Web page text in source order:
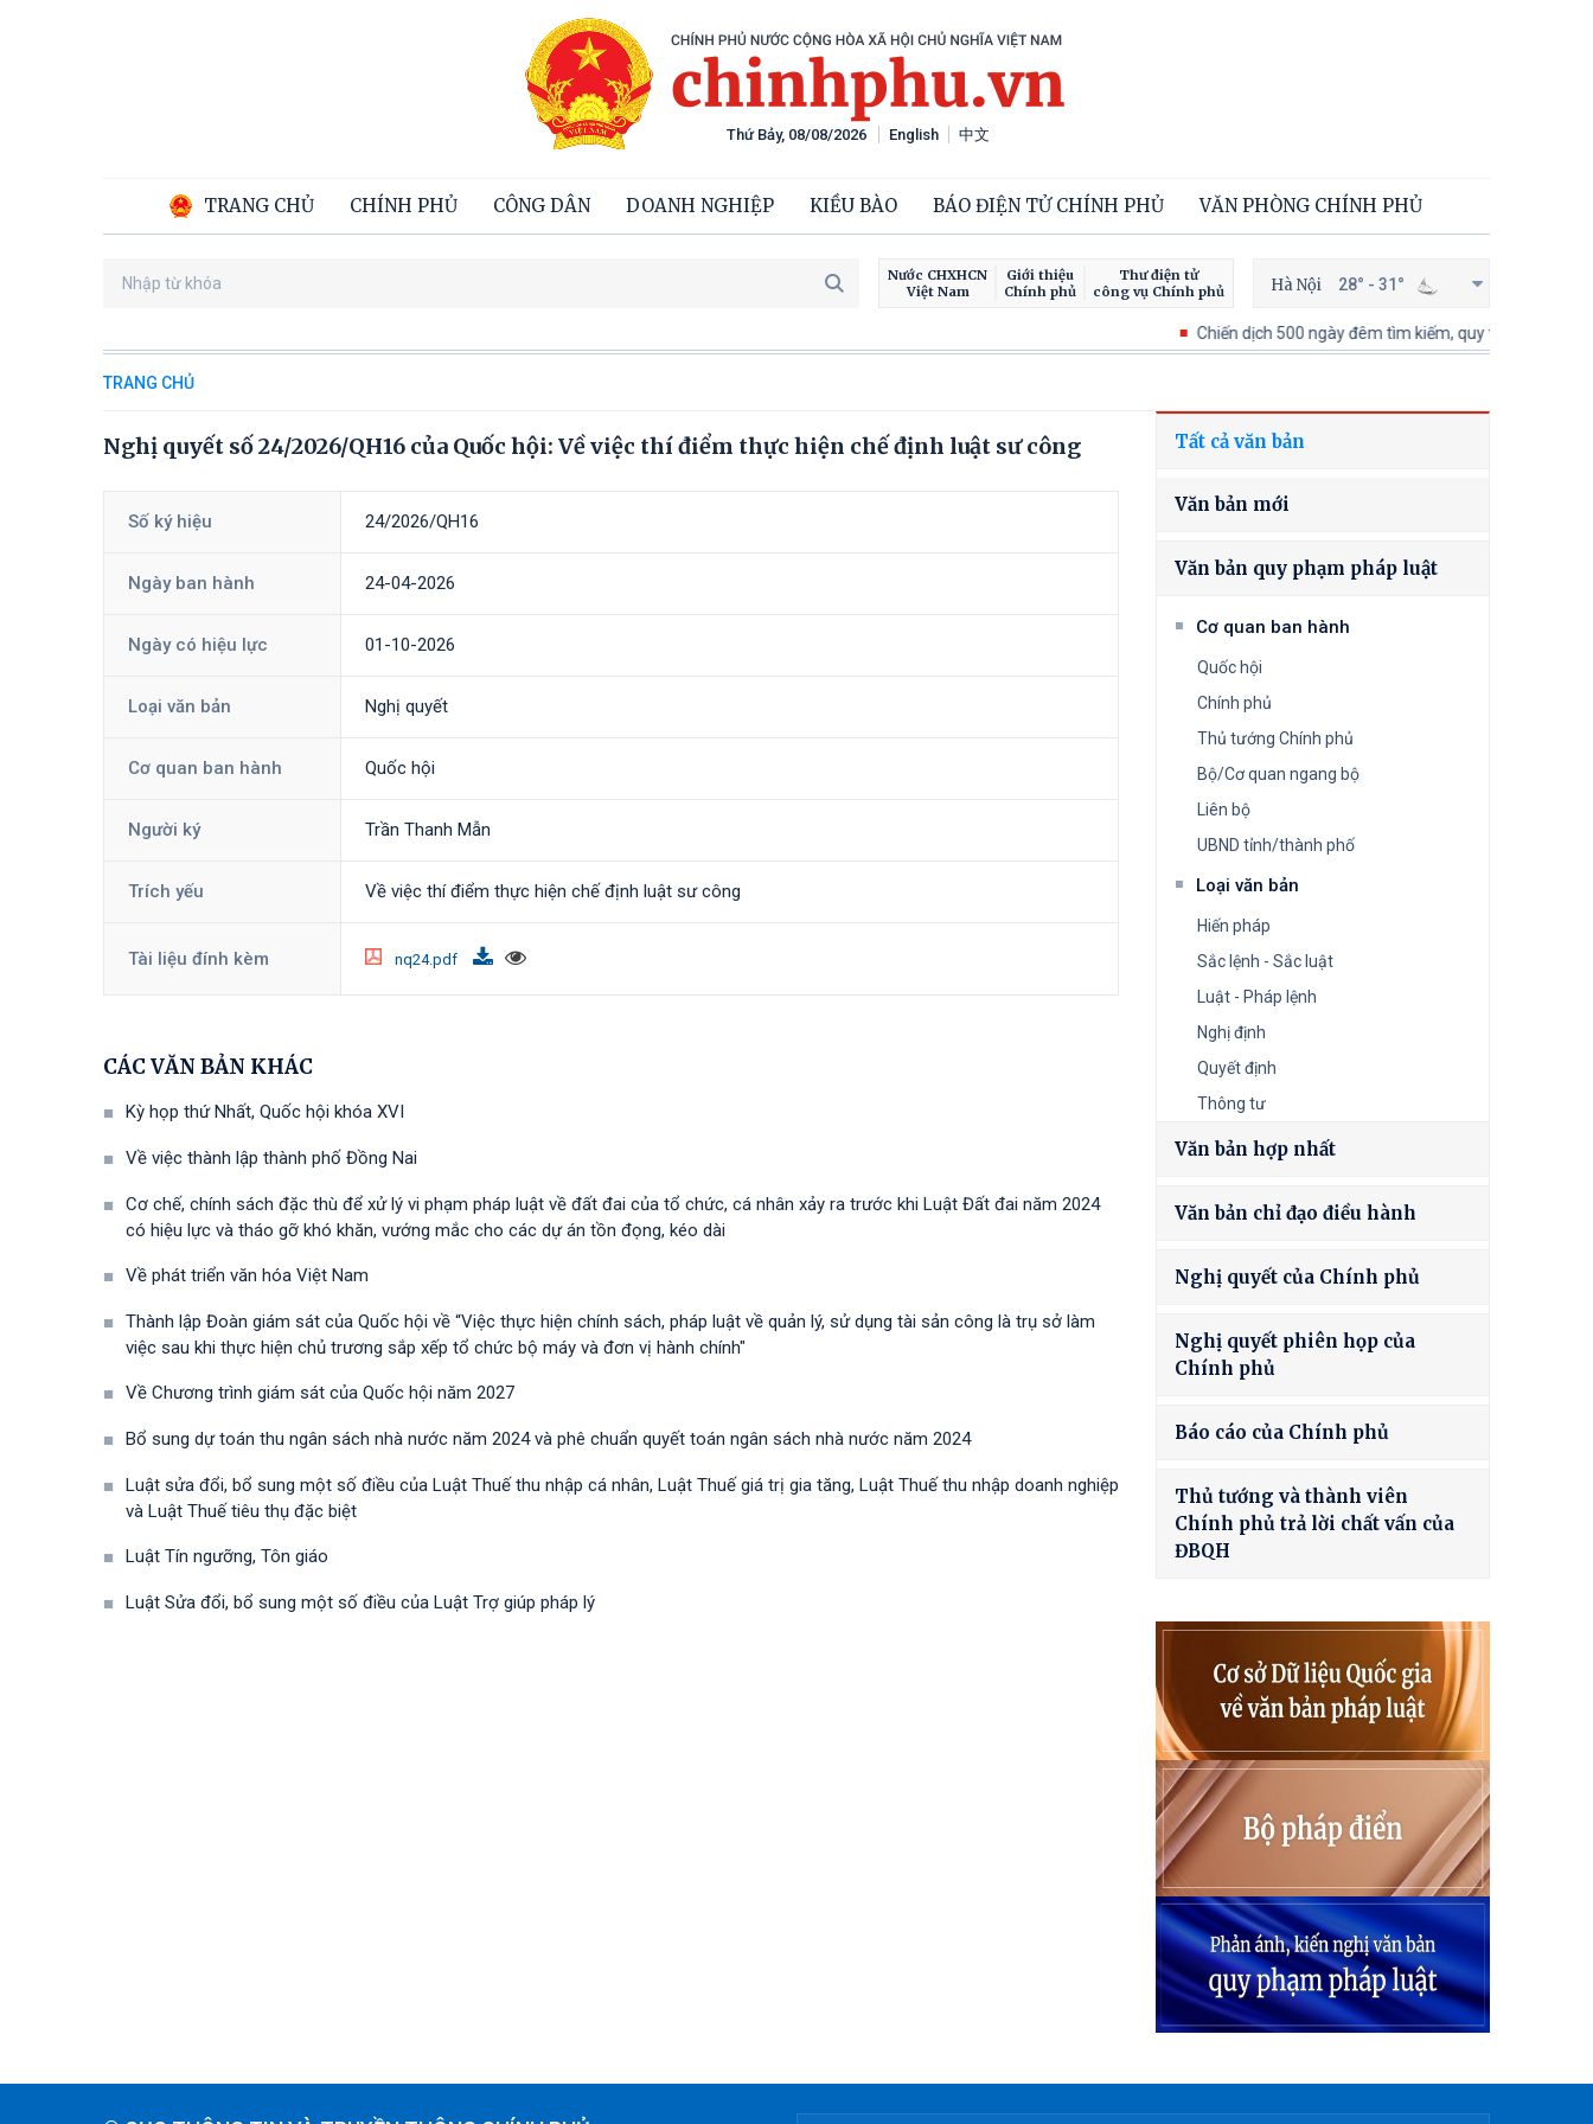
English 中文
TRANG CHỦ CHÍNH PHỦ CÔNG DÂN DOANH NGHIỆP KIỀU BÀO BÁO ĐIỆN TỬ CHÍNH PHỦ VĂN PHÒNG CHÍNH PHỦ
Thứ Bảy, 08/08/2026
Nước CHXHCN
Việt Nam
Giới thiệu
Chính phủ
Thư điện tử
công vụ Chính phủ
Hà Nội 28° - 31°
Chiến dịch 500 ngày đêm tìm kiếm, quy tập và xác định
TRANG CHỦ
Nghị quyết số 24/2026/QH16 của Quốc hội: Về việc thí điểm thực hiện chế định luật sư công
Số ký hiệu 24/2026/QH16
Ngày ban hành 24-04-2026
Ngày có hiệu lực 01-10-2026
Loại văn bản Nghị quyết
Cơ quan ban hành Quốc hội
Người ký Trần Thanh Mẫn
Trích yếu Về việc thí điểm thực hiện chế định luật sư công
Tài liệu đính kèm nq24.pdf
CÁC VĂN BẢN KHÁC
Kỳ họp thứ Nhất, Quốc hội khóa XVI
Về việc thành lập thành phố Đồng Nai
Cơ chế, chính sách đặc thù để xử lý vi phạm pháp luật về đất đai của tổ chức, cá nhân xảy ra trước khi Luật Đất đai năm 2024
có hiệu lực và tháo gỡ khó khăn, vướng mắc cho các dự án tồn đọng, kéo dài
Về phát triển văn hóa Việt Nam
Thành lập Đoàn giám sát của Quốc hội về “Việc thực hiện chính sách, pháp luật về quản lý, sử dụng tài sản công là trụ sở làm
việc sau khi thực hiện chủ trương sắp xếp tổ chức bộ máy và đơn vị hành chính"
Về Chương trình giám sát của Quốc hội năm 2027
Bổ sung dự toán thu ngân sách nhà nước năm 2024 và phê chuẩn quyết toán ngân sách nhà nước năm 2024
Luật sửa đổi, bổ sung một số điều của Luật Thuế thu nhập cá nhân, Luật Thuế giá trị gia tăng, Luật Thuế thu nhập doanh nghiệp
và Luật Thuế tiêu thụ đặc biệt
Luật Tín ngưỡng, Tôn giáo
Luật Sửa đổi, bổ sung một số điều của Luật Trợ giúp pháp lý
Tất cả văn bản
Văn bản mới
Văn bản quy phạm pháp luật
Cơ quan ban hành
Quốc hội
Chính phủ
Thủ tướng Chính phủ
Bộ/Cơ quan ngang bộ
Liên bộ
UBND tỉnh/thành phố
Loại văn bản
Hiến pháp
Sắc lệnh - Sắc luật
Luật - Pháp lệnh
Nghị định
Quyết định
Thông tư
Văn bản hợp nhất
Văn bản chỉ đạo điều hành
Nghị quyết của Chính phủ
Nghị quyết phiên họp của
Chính phủ
Báo cáo của Chính phủ
Thủ tướng và thành viên
Chính phủ trả lời chất vấn của
ĐBQH